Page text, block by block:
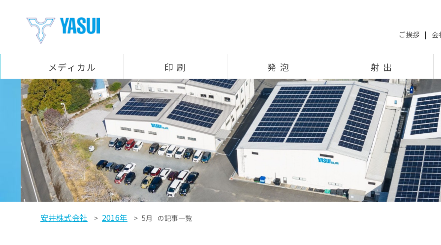
ご挨拶 | 会
メディカル
製品一覧
医療機器組立（受託製造）
コウプライト（LED照明付きプラスチック鈎）
ビボマーク（骨に描けるペン）
ラパロポインター（腹腔鏡手術用デバイス）
プラスコ（LED照明付きプラスチック腟鏡）
ニッチェンド（細径内視鏡先端用装着フード）
印 刷
印刷事業部
医療
飲料
食品
化粧品 / トイレタリー
工業用ラベル / 特殊印刷
ホットメルト
デザイン企画室
発 泡
発泡事業部
YBボックス
パワーフェンダー
製品カテゴリー
発泡拠点
フロート
射 出
射出事業部
射出成形
商事部門
真空成形品
圧空真空成形品
フィルム・シート・緩衝材
カクタス（高機能油吸着材油吸着マット）
カタログ
安井株式会社 > 2016年 > 5月 の記事一覧